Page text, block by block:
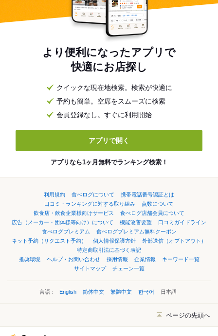
より便利になったアプリで
快適にお店探し
クイックな現在地検索。検索が快適に
予約も簡単。空席をスムーズに検索
会員登録なし。すぐに利用開始
アプリで開く
アプリなら1ヶ月無料でランキング検索！
利用規約 食べログについて
携帯電話番号認証とは
口コミ・ランキングに対する取り組み
点数について
飲食店・飲食企業様向けサービス
食べログ店舗会員について
広告（メーカー・団体様等向け）について
機能改善要望
口コミガイドライン
食べログプレミアム
食べログプレミアム無料クーポン
ネット予約（リクエスト予約）
個人情報保護方針
外部送信（オプトアウト）
特定商取引法に基づく表記
推奨環境
ヘルプ・お問い合わせ 採用情報 企業情報
キーワード一覧
サイトマップ
チェーン一覧
言語： English 简体中文 繁體中文 한국어 日本語
ページの先頭へ